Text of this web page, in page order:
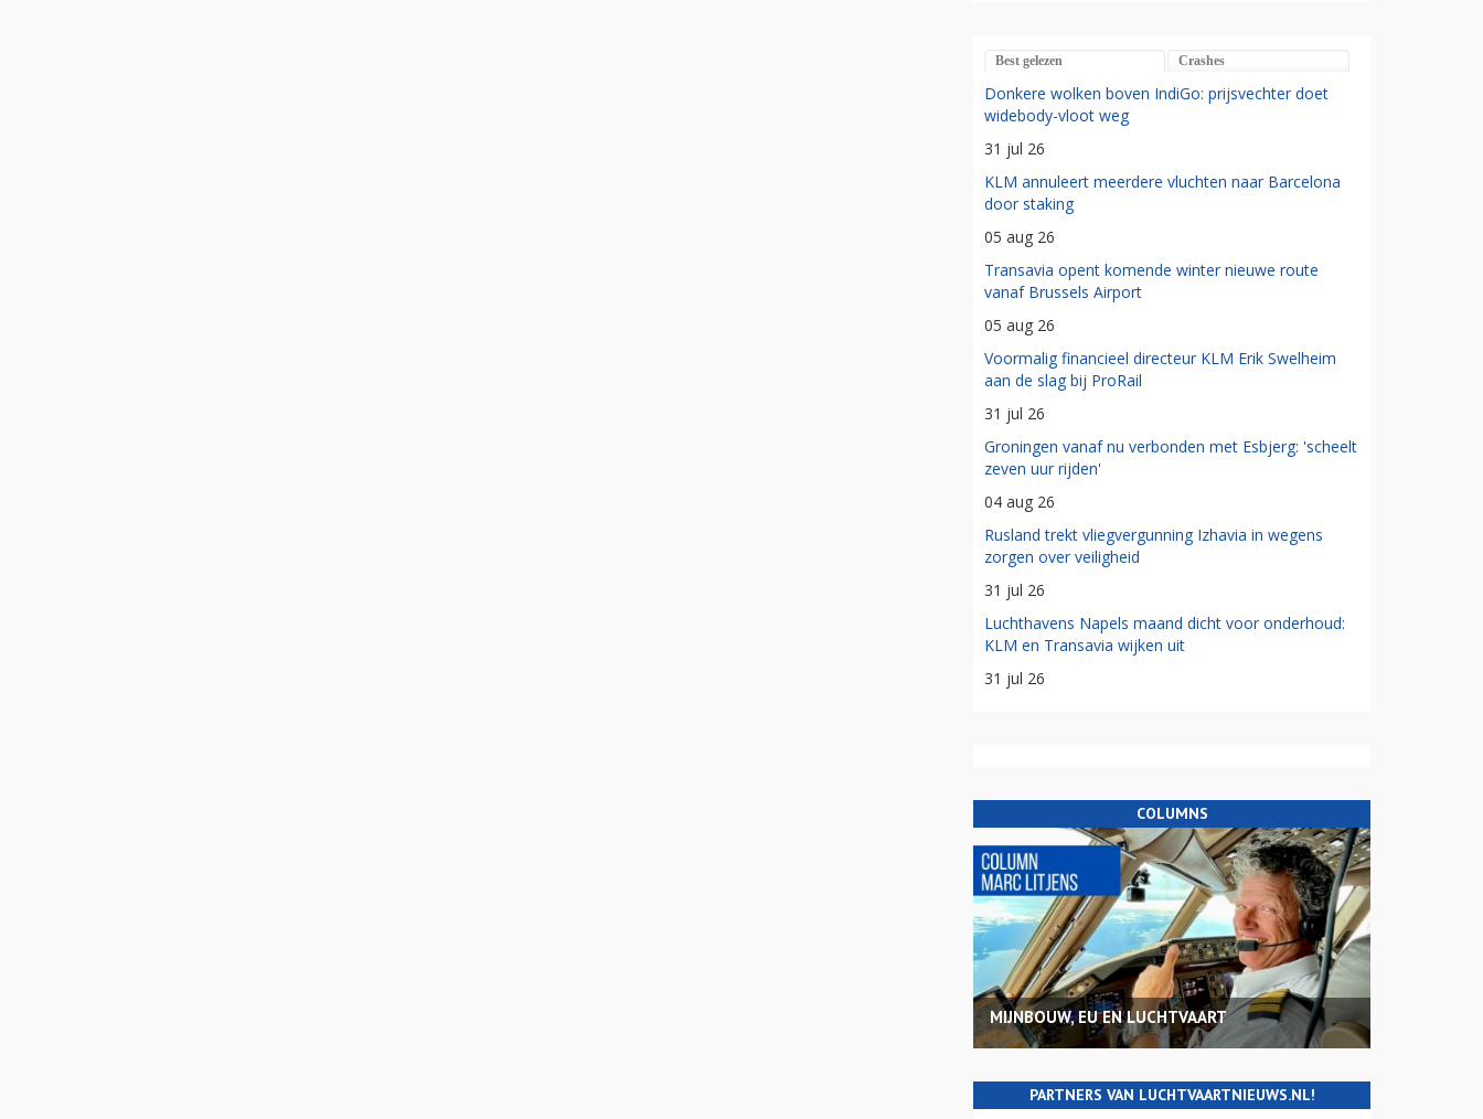
Best gelezen Crashes
Donkere wolken boven IndiGo: prijsvechter doet
widebody-vloot weg
31 jul 26
KLM annuleert meerdere vluchten naar Barcelona
door staking
05 aug 26
Transavia opent komende winter nieuwe route
vanaf Brussels Airport
05 aug 26
Voormalig financieel directeur KLM Erik Swelheim
aan de slag bij ProRail
31 jul 26
Groningen vanaf nu verbonden met Esbjerg: 'scheelt
zeven uur rijden'
04 aug 26
Rusland trekt vliegvergunning Izhavia in wegens
zorgen over veiligheid
31 jul 26
Luchthavens Napels maand dicht voor onderhoud:
KLM en Transavia wijken uit
31 jul 26
COLUMNS
MIJNBOUW, EU EN LUCHTVAART
PARTNERS VAN LUCHTVAARTNIEUWS.NL!